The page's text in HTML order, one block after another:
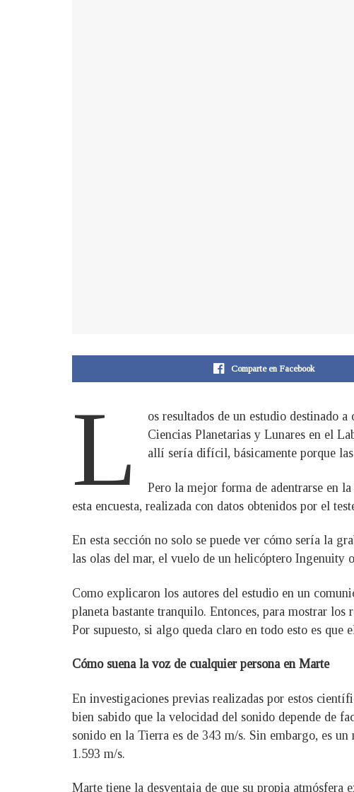
Comparte en Facebook
L
os resultados de un estudio destinado
Ciencias Planetarias y Lunares en el
allí sería difícil, básicamente porque
Pero la mejor forma de adentrarse en
esta encuesta, realizada con datos obtenidos por el
En esta sección no solo se puede ver cómo sería la
las olas del mar, el vuelo de un helicóptero Ingenuity
Como explicaron los autores del estudio en un
planeta bastante tranquilo. Entonces, para mostrar
Por supuesto, si algo queda claro en todo esto es
Cómo suena la voz de cualquier persona en Marte
En investigaciones previas realizadas por estos
bien sabido que la velocidad del sonido depende de
sonido en la Tierra es de 343 m/s. Sin embargo, es
1.593 m/s.
Marte tiene la desventaja de que su propia atmósfera